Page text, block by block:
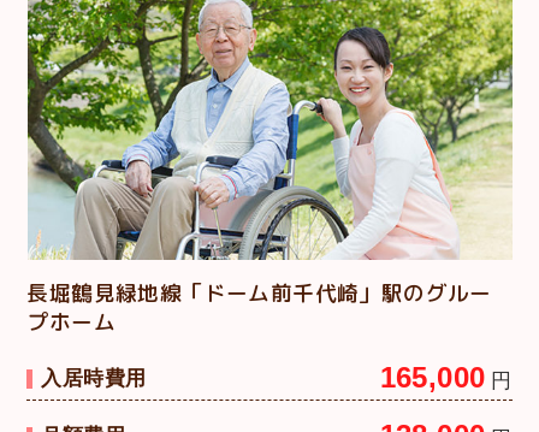
長堀鶴見緑地線「ドーム前千代崎」駅のグルー
プホーム
入居時費用 165,000 円